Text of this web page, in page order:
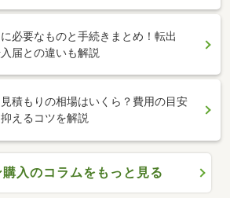
必要なものと手続きまとめ！転出
届との違いも解説
積もりの相場はいくら？費用の目安
えるコツを解説
入のコラムをもっと見る